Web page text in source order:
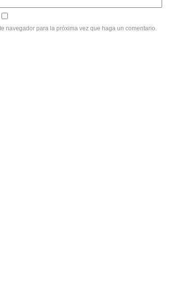
navegador para la próxima vez que haga un comentario.